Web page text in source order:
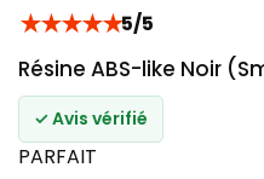
★★★★★5/5
Résine ABS-like Noir
✓ Avis vérifié
PARFAIT